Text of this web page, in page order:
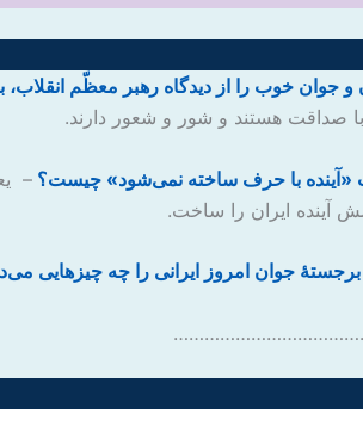
با صداقت هستند و شور و شعور دارند.
–
آینده ایران را ساخت.